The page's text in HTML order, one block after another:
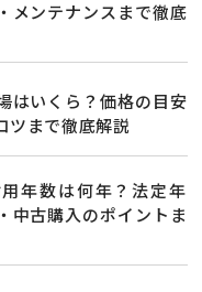
メンテナンスまで徹底
はいくら？価格の目安
ツまで徹底解説
年数は何年？法定年
中古購入のポイントま